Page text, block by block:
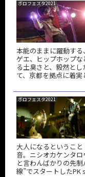
ボロフェスタ2021
本能のままに躍動す
ゲエ、ヒップホップ
る土臭さと、毅然と
て、京都を拠点に着
ボロフェスタ2021
大人になるというこ
音。ニシオカケンタ
と言わんばかりの先
線”でスタートしたPK